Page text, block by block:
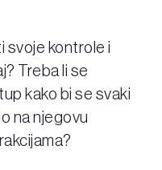
svoje kontrole i
Treba li se
kako bi se svaki
na njegovu